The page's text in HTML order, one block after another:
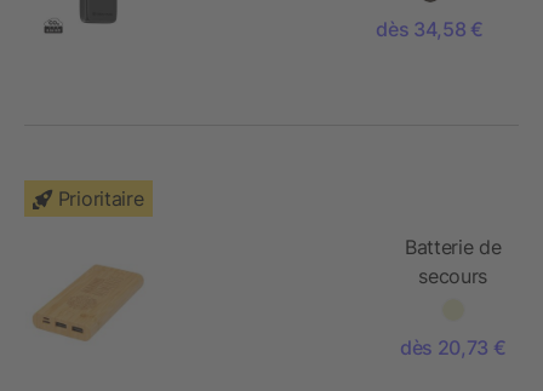
San Mateo
dès 34,58 €
Prioritaire
Batterie de
secours
10,000 mAh
en bambou
dès 20,73 €